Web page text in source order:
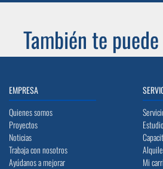
También te
EMPRESA
Quienes somos
Proyectos
Noticias
Trabaja con nosotros
Ayúdanos a mejorar
Mi